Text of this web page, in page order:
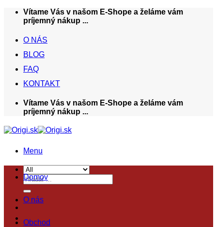
Skip
Vítame Vás v našom E-Shope a želáme vám
príjemný nákup ...
O NÁS
BLOG
FAQ
KONTAKT
Vítame Vás v našom E-Shope a želáme vám
príjemný nákup ...
Menu
Hľadať:
Domov
O nás
Obchod